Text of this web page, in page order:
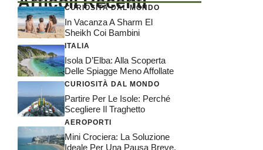
CURIOSITÀ DAL MONDO
In Vacanza A Sharm El
Sheikh Coi Bambini
ITALIA
Isola D’Elba: Alla Scoperta
Delle Spiagge Meno Affollate
CURIOSITÀ DAL MONDO
Partire Per Le Isole: Perché
Scegliere Il Traghetto
AEROPORTI
Mini Crociera: La Soluzione
Ideale Per Una Pausa Breve,